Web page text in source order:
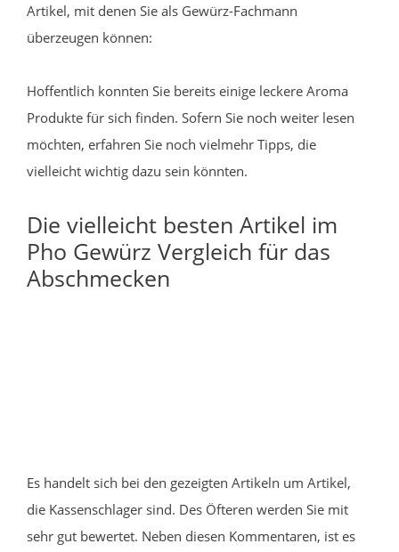
Artikel, mit denen Sie als Gewürz-Fachmann
überzeugen können:
Hoffentlich konnten Sie bereits einige leckere Aroma
Produkte für sich finden. Sofern Sie noch weiter lesen
möchten, erfahren Sie noch vielmehr Tipps, die
vielleicht wichtig dazu sein könnten.
Die vielleicht besten Artikel im
Pho Gewürz Vergleich für das
Abschmecken
Es handelt sich bei den gezeigten Artikeln um Artikel,
die Kassenschlager sind. Des Öfteren werden Sie mit
sehr gut bewertet. Neben diesen Kommentaren, ist es